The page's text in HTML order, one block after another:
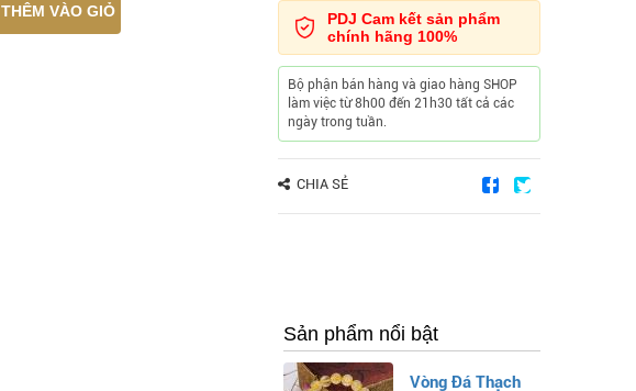
THÊM VÀO GIỎ
PDJ Cam kết sản phẩm
chính hãng 100%
Bộ phận bán hàng và giao hàng SHOP
làm việc từ 8h00 đến 21h30 tất cả các
ngày trong tuần.
CHIA SẺ
Sản phẩm nổi bật
Vòng Đá Thạch